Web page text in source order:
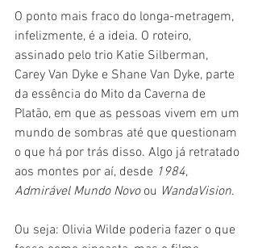
O ponto mais fraco do longa-metragem,
infelizmente, é a ideia. O roteiro,
assinado pelo trio Katie Silberman,
Carey Van Dyke e Shane Van Dyke, parte
da essência do Mito da Caverna de
Platão, em que as pessoas vivem em um
mundo de sombras até que questionam
o que há por trás disso. Algo já retratado
aos montes por aí, desde 1984,
Admirável Mundo Novo ou WandaVision.
Ou seja: Olivia Wilde poderia fazer o que